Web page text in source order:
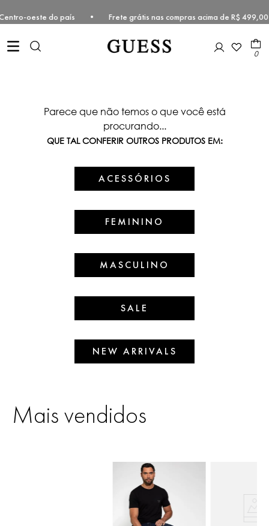
e Centro-oeste do país • Frete grátis nas compras acima de
0
Parece que não temos o que você está
procurando...
QUE TAL CONFERIR OUTROS PRODUTOS EM:
ACESSÓRIOS
FEMININO
MASCULINO
SALE
NEW ARRIVALS
Mais vendidos